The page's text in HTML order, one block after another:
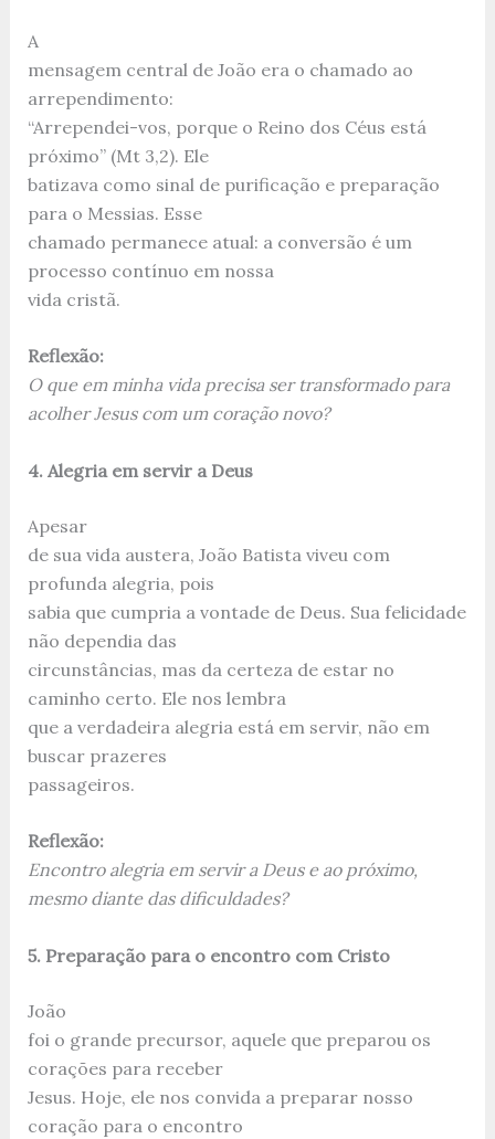
A
mensagem central de João era o chamado ao
arrependimento:
“Arrependei-vos, porque o Reino dos Céus está
próximo” (Mt 3,2). Ele
batizava como sinal de purificação e preparação
para o Messias. Esse
chamado permanece atual: a conversão é um
processo contínuo em nossa
vida cristã.
Reflexão:
O que em minha vida precisa ser transformado para
acolher Jesus com um coração novo?
4. Alegria em servir a Deus
Apesar
de sua vida austera, João Batista viveu com
profunda alegria, pois
sabia que cumpria a vontade de Deus. Sua felicidade
não dependia das
circunstâncias, mas da certeza de estar no
caminho certo. Ele nos lembra
que a verdadeira alegria está em servir, não em
buscar prazeres
passageiros.
Reflexão:
Encontro alegria em servir a Deus e ao próximo,
mesmo diante das dificuldades?
5. Preparação para o encontro com Cristo
João
foi o grande precursor, aquele que preparou os
corações para receber
Jesus. Hoje, ele nos convida a preparar nosso
coração para o encontro